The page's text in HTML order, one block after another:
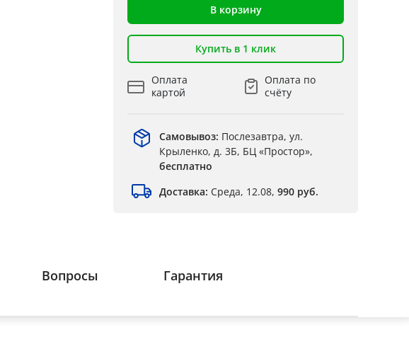
В корзину
Купить в 1 клик
Оплата
картой
Оплата по
счёту
Самовывоз: Послезавтра, ул.
Крыленко, д. 3Б, БЦ «Простор»,
бесплатно
Доставка: Среда, 12.08, 990 руб.
Вопросы Гарантия